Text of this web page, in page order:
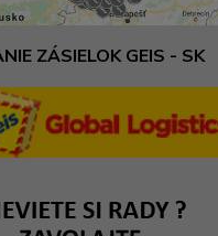
ZÁSIELOK GEIS - SK